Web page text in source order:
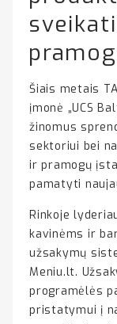
Šiais metais
įmonė „UCS
žinomus
sektoriui bei
ir pramogų
pamatyti
Rinkoje
kavinėms ir
užsakymų
Meniu.lt.
programėlės
pristatymui į